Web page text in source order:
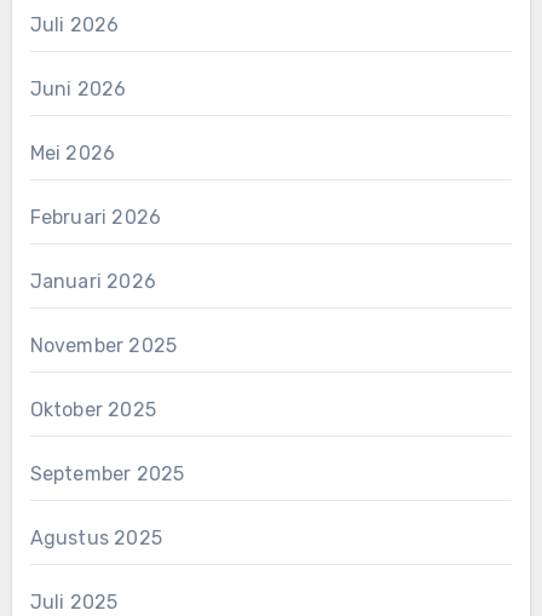
Juli 2026
Juni 2026
Mei 2026
Februari 2026
Januari 2026
November 2025
Oktober 2025
September 2025
Agustus 2025
Juli 2025